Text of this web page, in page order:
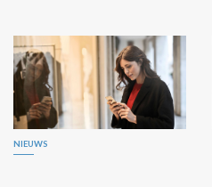
NIEUWS